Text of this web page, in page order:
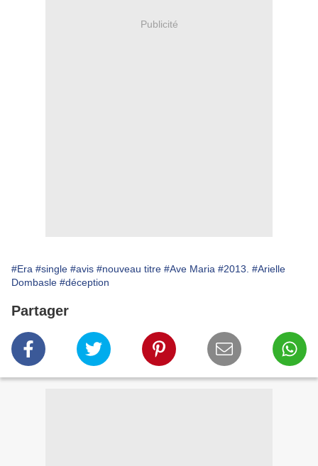
Publicité
#Era #single #avis #nouveau titre #Ave Maria #2013. #Arielle
Dombasle #déception
Partager